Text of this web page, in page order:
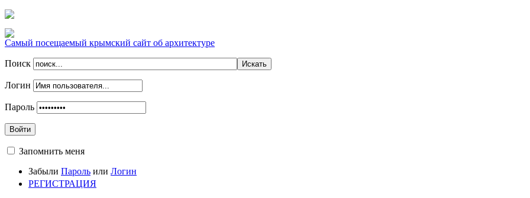
Самый посещаемый крымский сайт об архитектуре
Поиск
Логин
Пароль
Войти
Запомнить меня
Забыли Пароль или Логин
РЕГИСТРАЦИЯ